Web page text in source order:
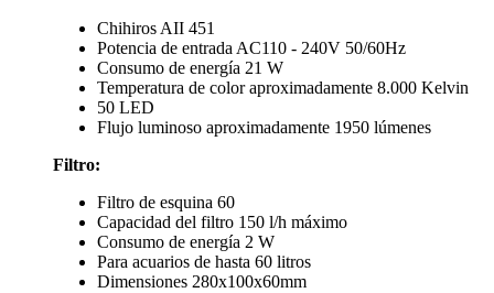
Chihiros AII 451
Potencia de entrada AC110 - 240V 50/60Hz
Consumo de energía 21 W
Temperatura de color aproximadamente 8.000 Kelvin
50 LED
Flujo luminoso aproximadamente 1950 lúmenes
Filtro:
Filtro de esquina 60
Capacidad del filtro 150 l/h máximo
Consumo de energía 2 W
Para acuarios de hasta 60 litros
Dimensiones 280x100x60mm